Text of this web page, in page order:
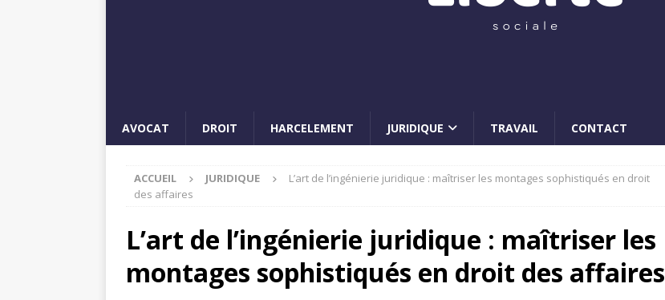
AVOCAT DROIT HARCELEMENT JURIDIQUE TRAVAIL CONTACT
ACCUEIL JURIDIQUE
L’art de l’ingénierie juridique : maîtriser les montages sophistiqués en droit
des affaires
L’art de l’ingénierie juridique : maîtriser les
montages sophistiqués en droit des affaires